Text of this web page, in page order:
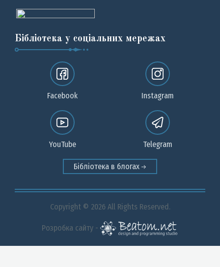
Бібліотека у соціальних мережах
Facebook Instagram
YouTube Telegram
Бібліотека в блогах
Copyright © 2026 All Rights Reserved.
Розробка сайту -